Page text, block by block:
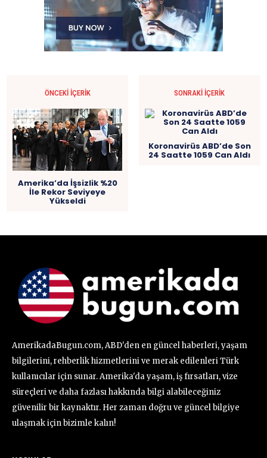
ÖNCEKI İÇERIK
Amerika’da İşsizlik %20
İle Rekor Seviyeye
Yükseldi
SONRAKI İÇERIK
Koronavirüs ABD’de Son
24 Saatte 1059 Can Aldı
AmerikadaBugun.com, ABD'den en güncel haberleri, yaşam
bilgilerini, rehberlik hizmetlerini ve merak edilenleri Türk
kullanıcılar için sunar. Amerika'da yaşam, iş fırsatları, vize
süreçleri ve daha fazlası hakkında bilgi alabileceğiniz
güvenilir bir kaynaktır. Her zaman doğru ve güncel bilgiye
ulaşmak için bizimle kalın!